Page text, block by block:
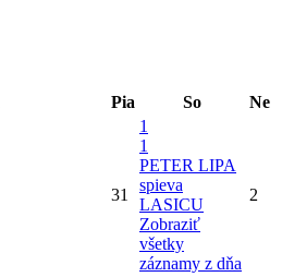
Pia So Ne
31
1
1
PETER LIPA
spieva
LASICU
Zobraziť
všetky
záznamy z dňa
2